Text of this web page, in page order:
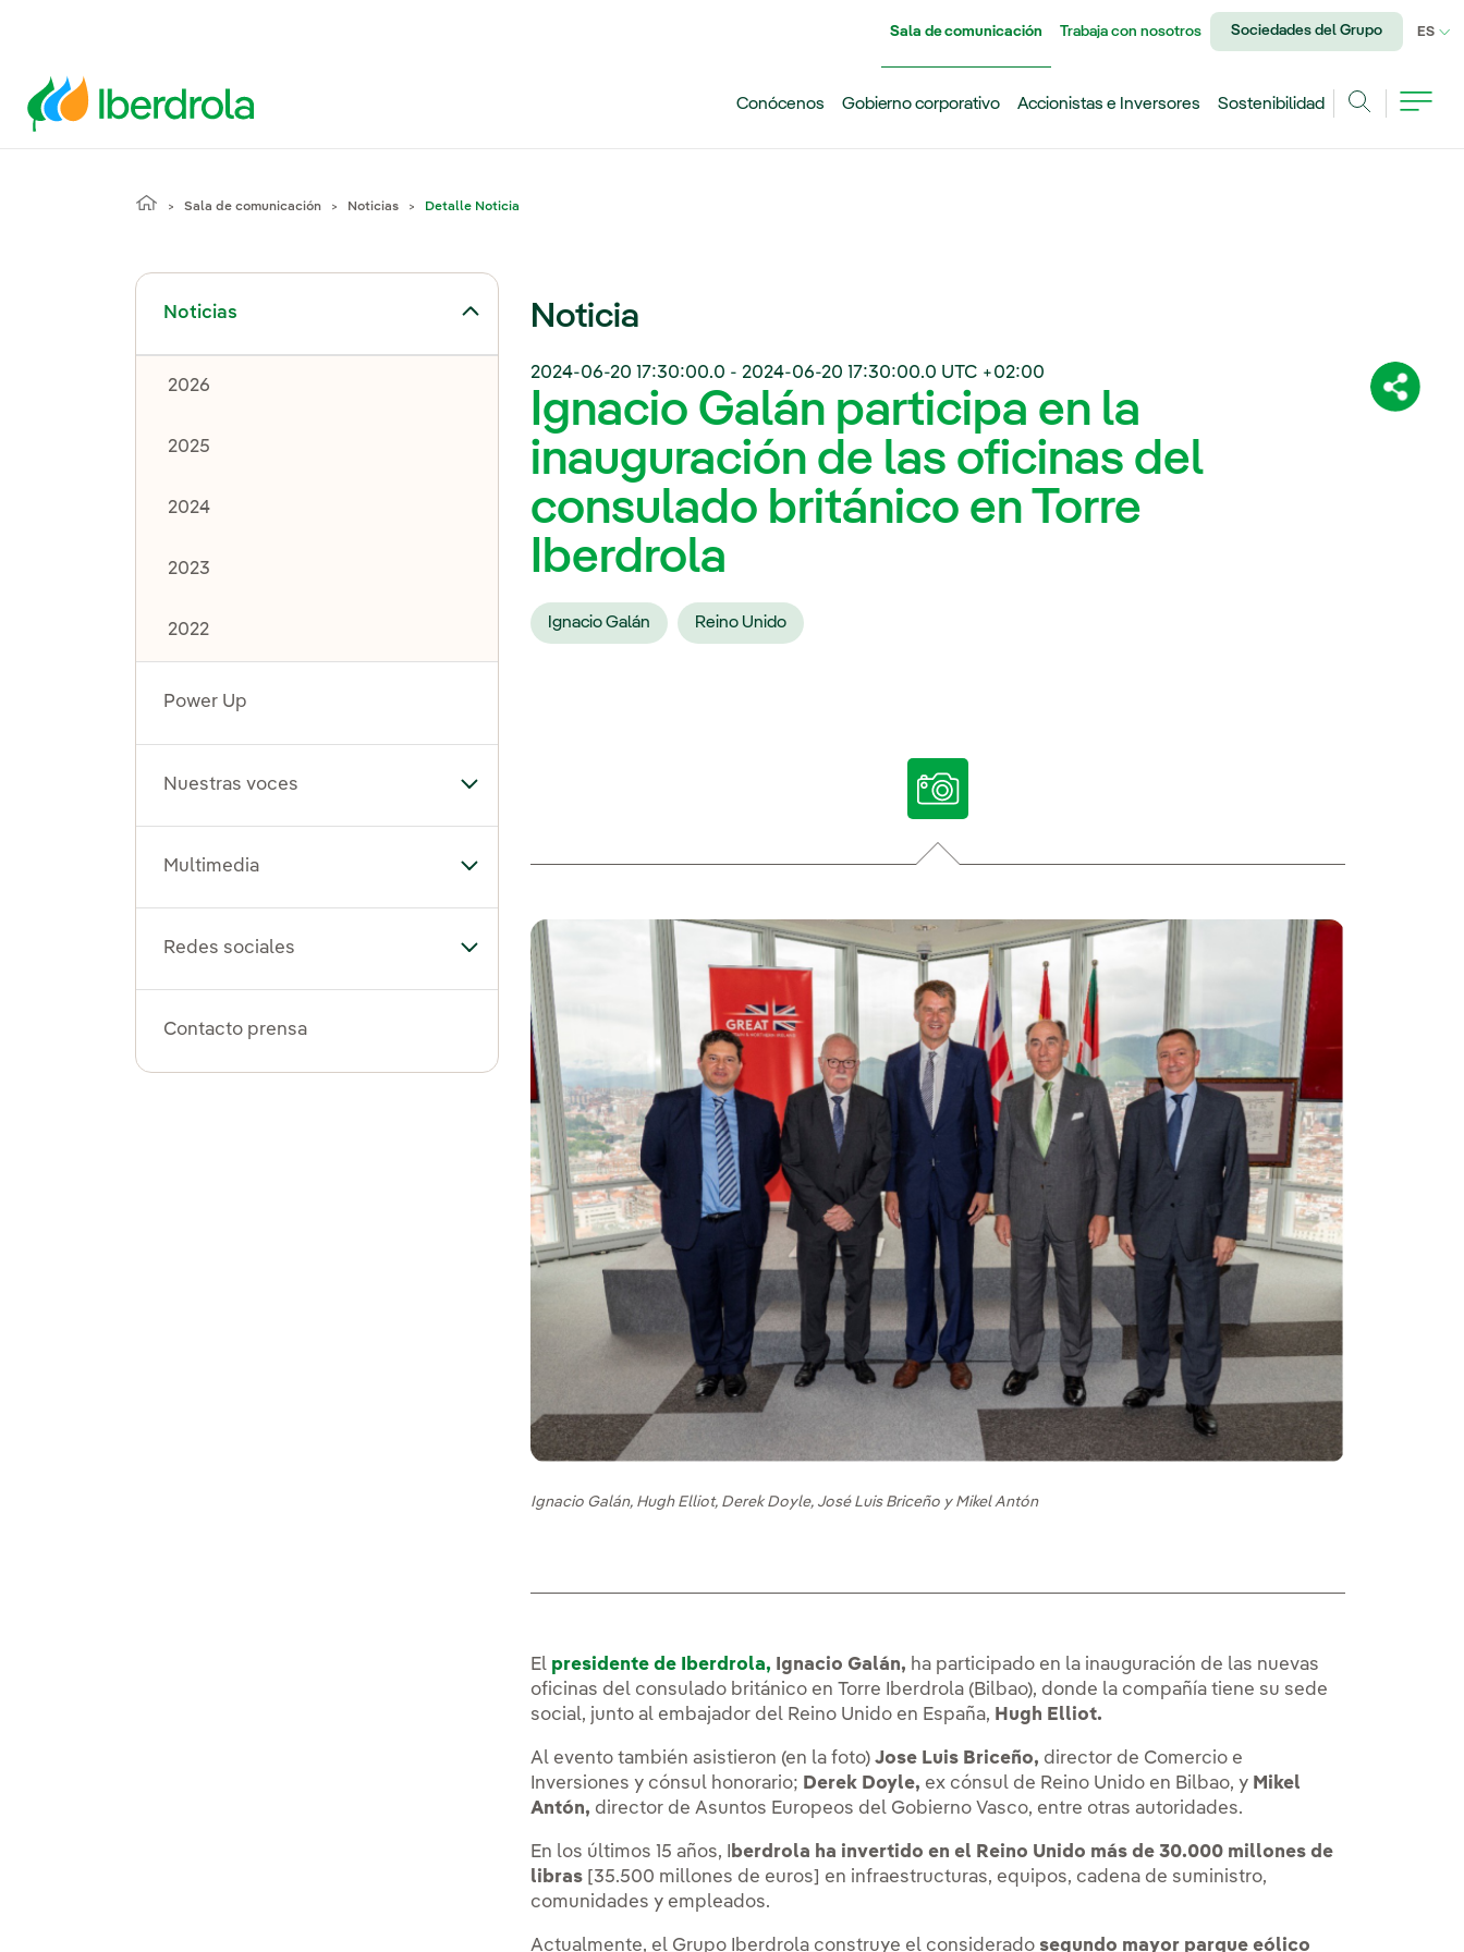
Sala de comunicación Trabaja con nosotros Sociedades del Grupo ES
Conócenos Gobierno corporativo Accionistas e Inversores
Sostenibilidad
Sala de comunicación Noticias Detalle Noticia
Noticias
Alternar el submenú para Noticias
2026
2025
2024
2023
2022
Power Up
Nuestras voces Alternar el submenú para Nuestras voces
Multimedia Alternar el submenú para Multimedia
Redes sociales Alternar el submenú para Redes sociales
Contacto prensa
Noticia
2024-06-20 17:30:00.0 - 2024-06-20 17:30:00.0 UTC +02:00
Ignacio Galán participa en la
inauguración de las oficinas del
consulado británico en Torre
Iberdrola
Ignacio Galán Reino Unido
Ignacio Galán, Hugh Elliot, Derek Doyle, José Luis Briceño y Mikel Antón
El presidente de Iberdrola, Ignacio Galán, ha participado en la inauguración de las nuevas
oficinas del consulado británico en Torre Iberdrola (Bilbao), donde la compañía tiene su sede
social, junto al embajador del Reino Unido en España, Hugh Elliot.
Al evento también asistieron (en la foto)Jose Luis Briceño, director de Comercio e
Inversiones y cónsul honorario; Derek Doyle, ex cónsul de Reino Unido en Bilbao, y Mikel
Antón, director de Asuntos Europeos del Gobierno Vasco, entre otras autoridades.
En los últimos 15 años, I
berdrola ha invertido en el Reino Unido más de 30.000 millones de
libras [35.500 millones de euros] en infraestructuras, equipos, cadena de suministro,
comunidades y empleados.
Actualmente, el Grupo Iberdrola construye el considerado segundo mayor parque eólico